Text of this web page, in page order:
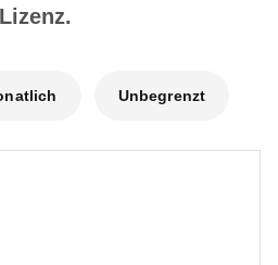
Lizenz.
Unbegrenzt